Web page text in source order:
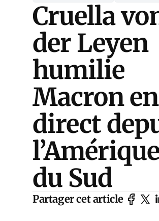
Cruella
der Leyen
humilie
Macron en
direct
l’Amérique
du Sud
Partager cet article